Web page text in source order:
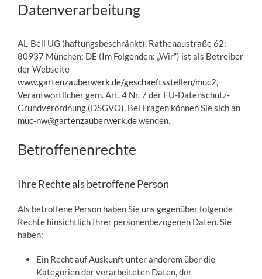
Datenverarbeitung
AL-Beli UG (haftungsbeschränkt), Rathenaustraße 62;
80937 München; DE (Im Folgenden: „Wir“) ist als Betreiber
der Webseite
www.gartenzauberwerk.de/geschaeftsstellen/muc2,
Verantwortlicher gem. Art. 4 Nr. 7 der EU-Datenschutz-
Grundverordnung (DSGVO). Bei Fragen können Sie sich an
muc-nw@gartenzauberwerk.dewenden.
Betroffenenrechte
Ihre Rechte als betroffene Person
Als betroffene Person haben Sie uns gegenüber folgende
Rechte hinsichtlich Ihrer personenbezogenen Daten. Sie
haben:
Ein Recht auf Auskunft unter anderem über die
Kategorien der verarbeiteten Daten, der